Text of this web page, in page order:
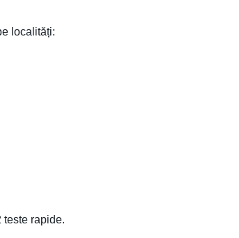
localități:
teste rapide.